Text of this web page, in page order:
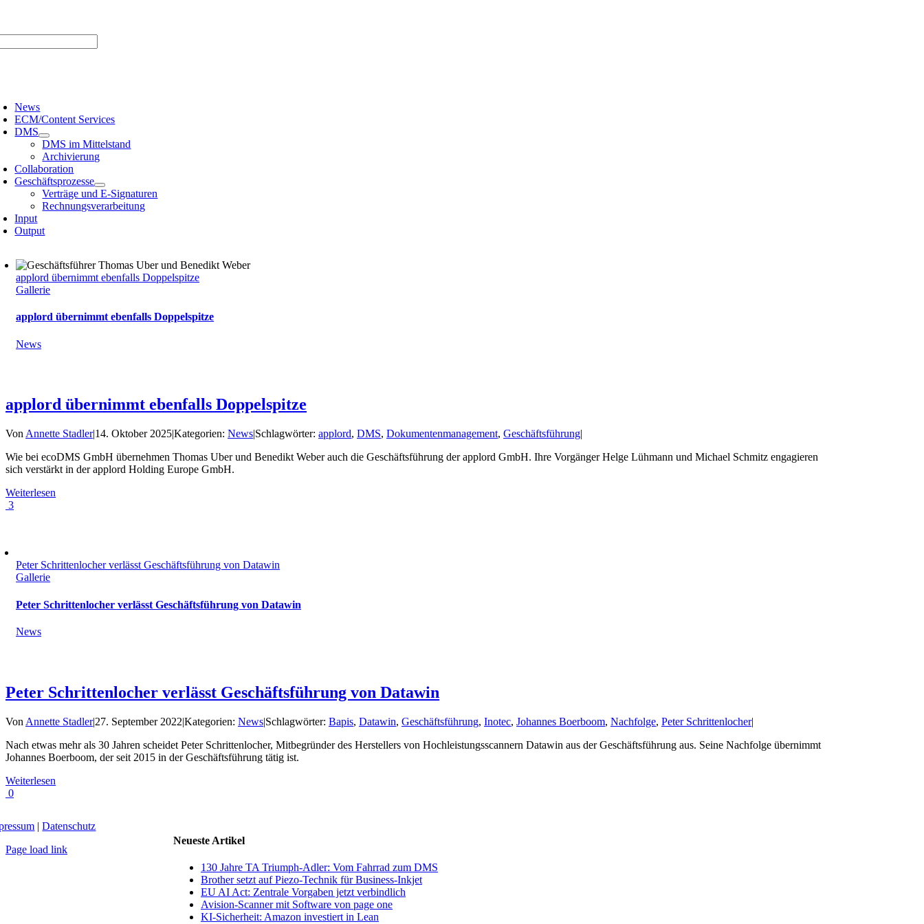
News
ECM/Content Services
DMS
DMS im Mittelstand
Archivierung
Collaboration
Geschäftsprozesse
Verträge und E-Signaturen
Rechnungsverarbeitung
Input
Output
applord übernimmt ebenfalls Doppelspitze
Gallerie
applord übernimmt ebenfalls Doppelspitze
News
applord übernimmt ebenfalls Doppelspitze
Von Annette Stadler|14. Oktober 2025|Kategorien:News|Schlagwörter:applord,DMS,Dokumentenmanagement,Geschäftsführung|
Wie bei ecoDMS GmbH übernehmen Thomas Uber und Benedikt Weber auch die Geschäftsführung der applord GmbH. Ihre Vorgänger Helge Lühmann und Michael Schmitz engagieren
sich verstärkt in der applord Holding Europe GmbH.
Weiterlesen
3
Peter Schrittenlocher verlässt Geschäftsführung von Datawin
Gallerie
Peter Schrittenlocher verlässt Geschäftsführung von Datawin
News
Peter Schrittenlocher verlässt Geschäftsführung von Datawin
Von Annette Stadler|27. September 2022|Kategorien:News|Schlagwörter:Bapis,Datawin,Geschäftsführung,Inotec,Johannes Boerboom,Nachfolge,Peter Schrittenlocher|
Nach etwas mehr als 30 Jahren scheidet Peter Schrittenlocher, Mitbegründer des Herstellers von Hochleistungsscannern Datawin aus der Geschäftsführung aus. Seine Nachfolge übernimmt
Johannes Boerboom, der seit 2015 in der Geschäftsführung tätig ist.
Weiterlesen
0
Neueste Artikel
130 Jahre TA Triumph-Adler: Vom Fahrrad zum DMS
Brother setzt auf Piezo-Technik für Business-Inkjet
EU AI Act: Zentrale Vorgaben jetzt verbindlich
Avision-Scanner mit Software von page one
KI-Sicherheit: Amazon investiert in Lean
|Datenschutz
Page load link